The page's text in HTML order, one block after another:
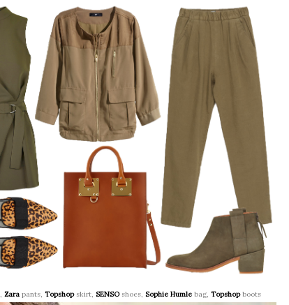
Zarapants, Topshopskirt, SENSOshoes, Sophie Humlebag, Topshopboots